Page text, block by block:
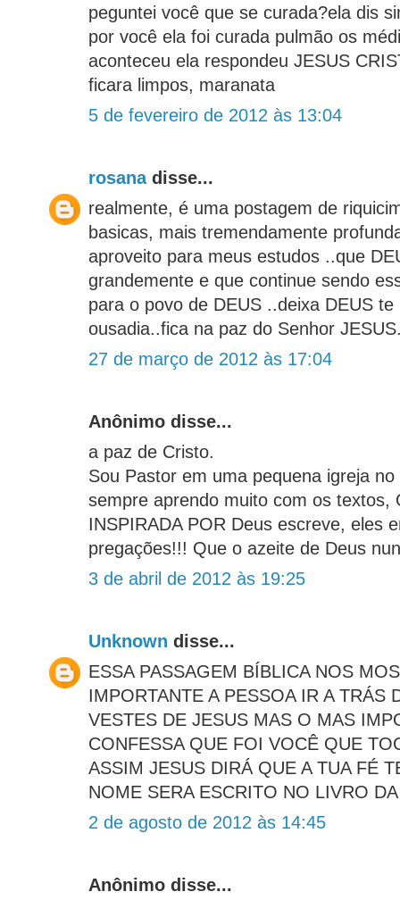
peguntei você que se curada?ela dis
por você ela foi curada pulmão os
aconteceu ela respondeu JESUS
ficara limpos, maranata
5 de fevereiro de 2012 às 13:04
rosanadisse...
realmente, é uma postagem de
basicas, mais tremendamente
aproveito para meus estudos ..que
grandemente e que continue sendo
para o povo de DEUS ..deixa DEUS
ousadia..fica na paz do Senhor
27 de março de 2012 às 17:04
Anônimo disse...
a paz de Cristo.
Sou Pastor em uma pequena igreja
sempre aprendo muito com os textos,
INSPIRADA POR Deus escreve, eles
pregações!!! Que o azeite de Deus
3 de abril de 2012 às 19:25
Unknown disse...
ESSA PASSAGEM BÍBLICA NOS
IMPORTANTE A PESSOA IR A TRÁS
VESTES DE JESUS MAS O MAS
CONFESSA QUE FOI VOCÊ QUE
ASSIM JESUS DIRÁ QUE A TUA FÉ
NOME SERA ESCRITO NO LIVRO
2 de agosto de 2012 às 14:45
Anônimo disse...